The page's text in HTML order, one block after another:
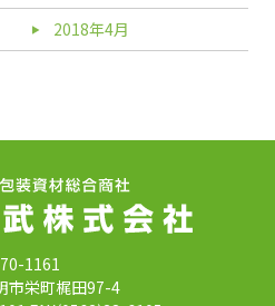
2018年4月
1161
市栄町梶田97-4